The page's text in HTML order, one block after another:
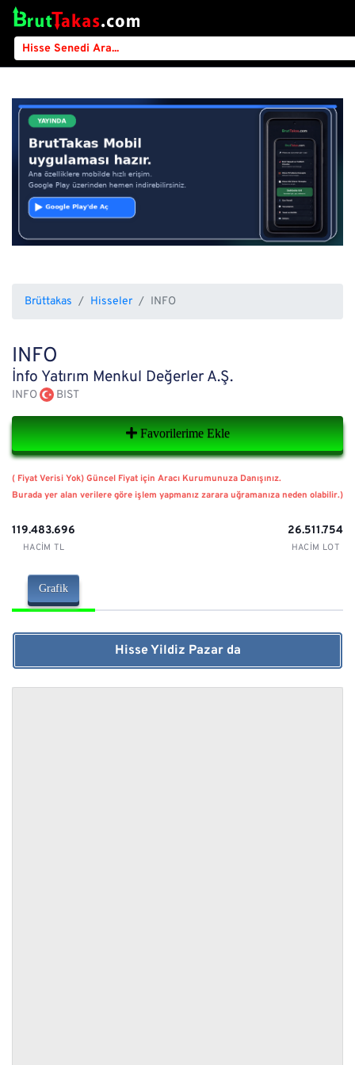
Brüttakas Hisseler INFO
INFO
İnfo Yatırım Menkul Değerler A.Ş.
INFO BIST
Favorilerime Ekle
( Fiyat Verisi Yok) Güncel Fiyat için Aracı Kurumunuza Danışınız.
Burada yer alan verilere göre işlem yapmanız zarara uğramanıza neden olabilir.)
119.483.696
HACIM TL
26.511.754
HACIM LOT
Grafik
Hisse Yildiz Pazar da